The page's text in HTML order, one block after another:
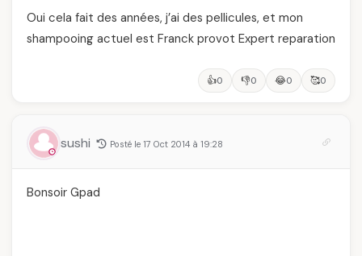
Oui cela fait des années, j’ai des pellicules, et mon
shampooing actuel est Franck provot Expert reparation
👍0 👎0 😂0 🥰0
sushi Posté le 17 Oct 2014 à 19:28
Bonsoir Gpad